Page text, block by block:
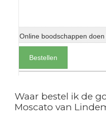
Online boodschappen
Bestellen
Waar bestel ik de
Moscato van